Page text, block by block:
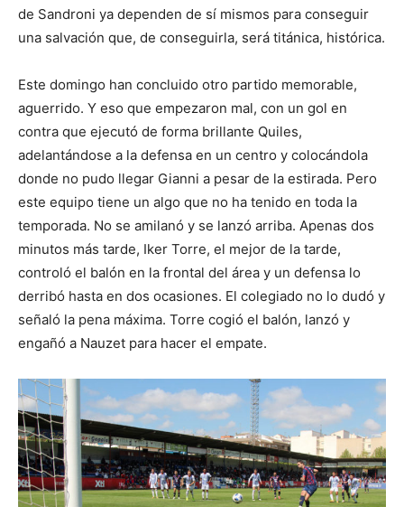
de Sandroni ya dependen de sí mismos para conseguir
una salvación que, de conseguirla, será titánica, histórica.
Este domingo han concluido otro partido memorable,
aguerrido. Y eso que empezaron mal, con un gol en
contra que ejecutó de forma brillante Quiles,
adelantándose a la defensa en un centro y colocándola
donde no pudo llegar Gianni a pesar de la estirada. Pero
este equipo tiene un algo que no ha tenido en toda la
temporada. No se amilanó y se lanzó arriba. Apenas dos
minutos más tarde, Iker Torre, el mejor de la tarde,
controló el balón en la frontal del área y un defensa lo
derribó hasta en dos ocasiones. El colegiado no lo dudó y
señaló la pena máxima. Torre cogió el balón, lanzó y
engañó a Nauzet para hacer el empate.